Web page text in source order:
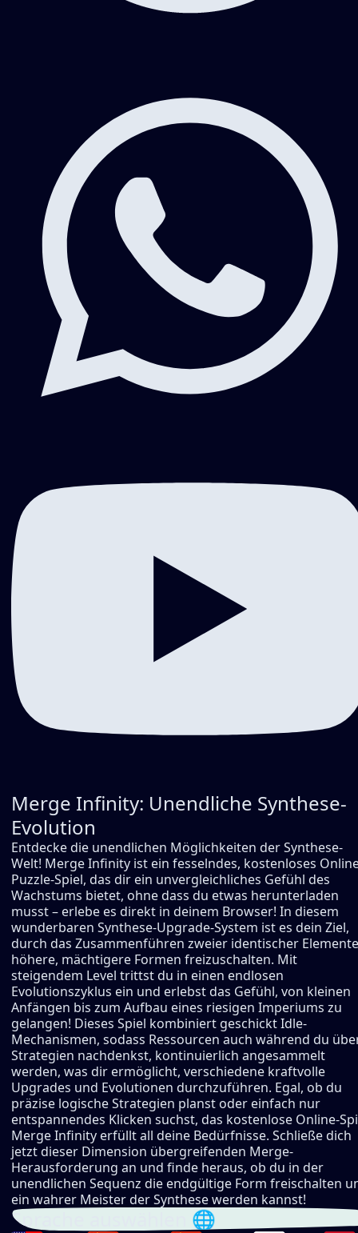
Merge Infinity: Unendliche Synthese-
Evolution
Entdecke die unendlichen Möglichkeiten der Synthese-
Welt! Merge Infinity ist ein fesselndes, kostenloses
Puzzle-Spiel, das dir ein unvergleichliches Gefühl des
Wachstums bietet, ohne dass du etwas herunterladen
musst – erlebe es direkt in deinem Browser! In diesem
wunderbaren Synthese-Upgrade-System ist es dein Ziel,
durch das Zusammenführen zweier identischer Elemente
höhere, mächtigere Formen freizuschalten. Mit
steigendem Level trittst du in einen endlosen
Evolutionszyklus ein und erlebst das Gefühl, von kleinen
Anfängen bis zum Aufbau eines riesigen Imperiums zu
gelangen! Dieses Spiel kombiniert geschickt Idle-
Mechanismen, sodass Ressourcen auch während du
Strategien nachdenkst, kontinuierlich angesammelt
werden, was dir ermöglicht, verschiedene kraftvolle
Upgrades und Evolutionen durchzuführen. Egal, ob du
präzise logische Strategien planst oder einfach nur
entspannendes Klicken suchst, das kostenlose Online-
Merge Infinity erfüllt all deine Bedürfnisse. Schließe dich
jetzt dieser Dimension übergreifenden Merge-
Herausforderung an und finde heraus, ob du in der
unendlichen Sequenz die endgültige Form freischalten
ein wahrer Meister der Synthese werden kannst!
Sprache auswählen 🌐